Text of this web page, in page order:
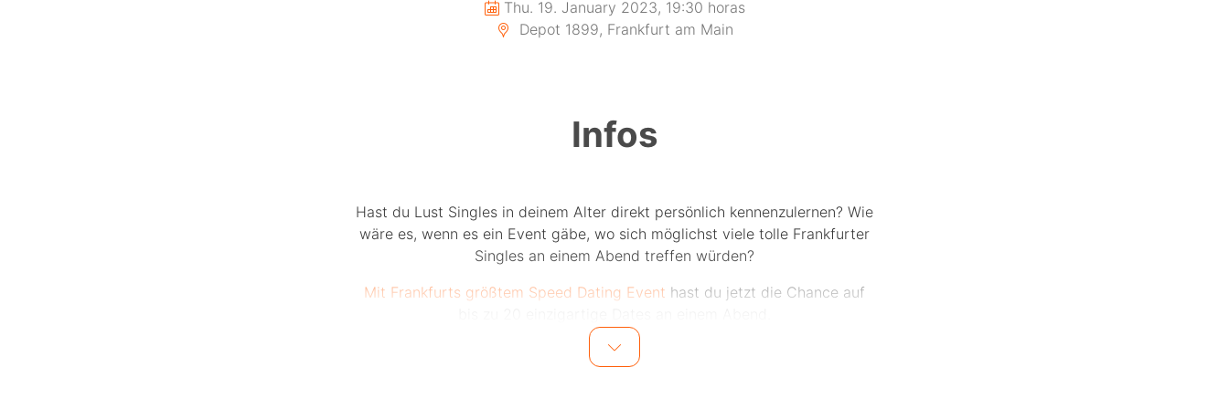
Thu. 19. January 2023, 19:30 horas
Depot 1899, Frankfurt am Main
Infos
Hast du Lust Singles in deinem Alter direkt persönlich kennenzulernen? Wie
wäre es, wenn es ein Event gäbe, wo sich möglichst viele tolle Frankfurter
Singles an einem Abend treffen würden?
Mit Frankfurts größtem Speed Dating Event hast du jetzt die Chance auf
Bis zu 20 Männer und 20 Frauen in einer Altersgruppe lernen sich während
kurzer Dates kennen. Bei jedem Date sitzen sich jeweils ein Mann und eine